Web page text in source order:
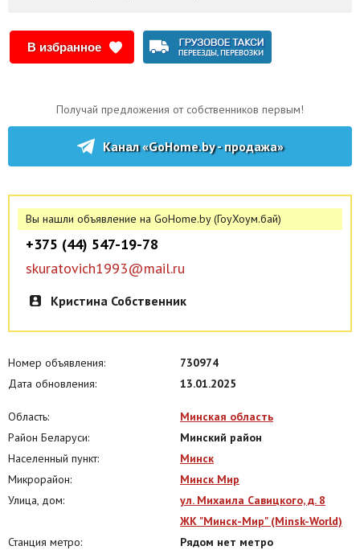
8. Картины под заказ нарисованы.
В избранное
Канал «GoHome.by - продажа»
Получай предложения от собственников первым!
Вы нашли объявление на GoHome.by (ГоуХоум.бай)
+375 (44) 547-19-78
skuratovich1993@mail.ru
Кристина Собственник
Номер объявления:
730974
Дата обновления:
13.01.2025
Область:
Минская область
Район Беларуси:
Минский район
Населенный пункт:
Минск
Микрорайон:
Минск Мир
Улица, дом:
ул. Михаила Савицкого, д. 8
ЖК "Минск-Мир" (Minsk-World)
Станция метро:
Рядом нет метро